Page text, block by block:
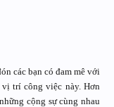
các bạn có đam mê với
trí công việc này. Hơn
cộng sự cùng nhau